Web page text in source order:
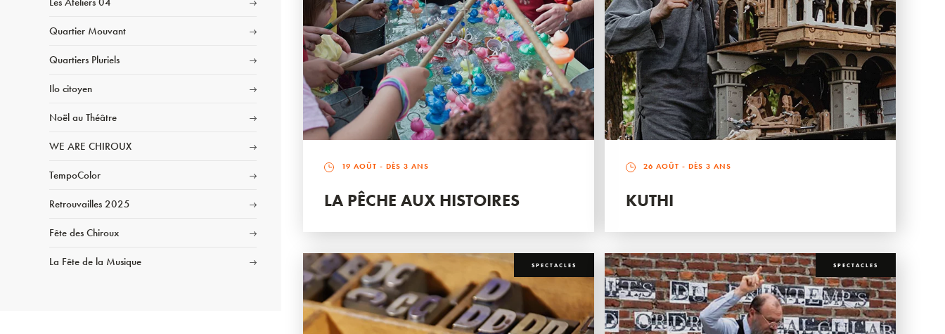
Quartier Mouvant
Quartiers Pluriels
Ilo citoyen
Noël au Théâtre
WE ARE CHIROUX
TempoColor
Retrouvailles 2025
Fête des Chiroux
La Fête de la Musique
19 AOÛT - DÈS 3 ANS
LA PÊCHE AUX HISTOIRES
26 AOÛT - DÈS 3 ANS
KUTHI
SPECTACLES SPECTACLES